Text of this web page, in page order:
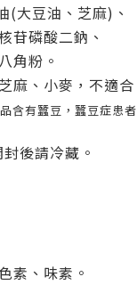
(大豆油、芝麻)、
苷磷酸二鈉、
角粉。
麻、小麥，不適合
含有蠶豆，蠶豆症患者
後請冷藏。
素、味素。